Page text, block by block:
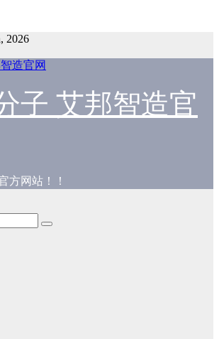
2026
子 艾邦智造官
方网站！！